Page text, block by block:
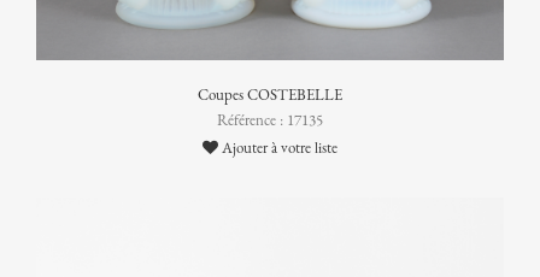
Coupes COSTEBELLE
Référence : 17135
Ajouter à votre liste